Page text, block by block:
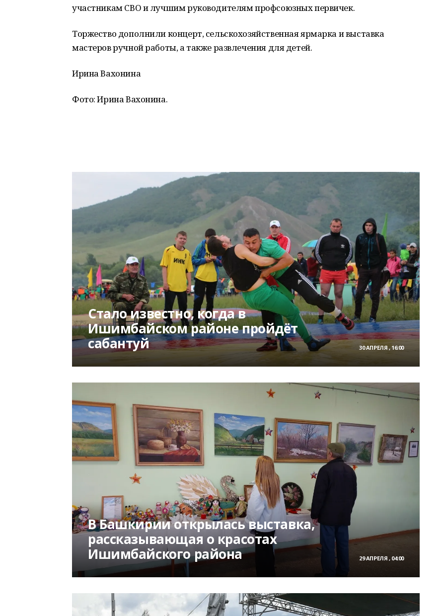
участникам СВО и лучшим руководителям профсоюзных первичек.
Торжество дополнили концерт, сельскохозяйственная ярмарка и выставка
мастеров ручной работы, а также развлечения для детей.
Ирина Вахонина
Фото: Ирина Вахонина.
Стало известно, когда в
Ишимбайском районе пройдёт
сабантуй
30 АПРЕЛЯ , 16:00
В Башкирии открылась выставка,
рассказывающая о красотах
Ишимбайского района
29 АПРЕЛЯ , 04:00